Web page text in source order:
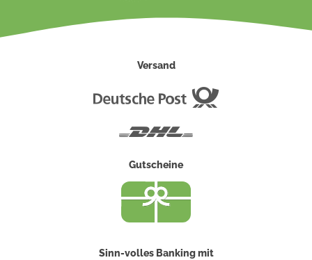
Versand
Gutscheine
Sinn-volles Banking mit